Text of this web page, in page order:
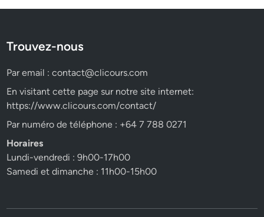
Trouvez-nous
Par email :contact@clicours.com
En visitant cette page sur notre site internet:
https://www.clicours.com/contact/
Par numéro de téléphone : +64 7 788 0271
Horaires
Lundi-vendredi : 9h00-17h00
Samedi et dimanche : 11h00-15h00